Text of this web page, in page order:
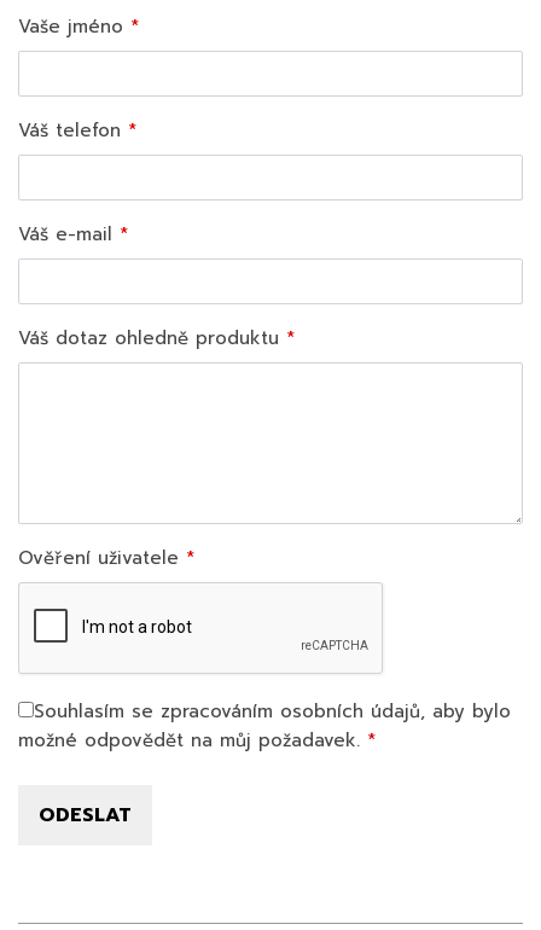
Vaše jméno
Váš telefon
Váš e-mail
Váš dotaz ohledně produktu
Ověření uživatele
Souhlasím se zpracováním osobních údajů, aby bylo
možné odpovědět na můj požadavek.